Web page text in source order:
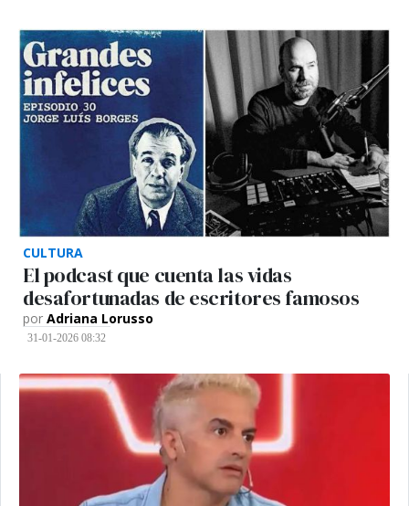
CULTURA
El podcast que cuenta las vidas
desafortunadas de escritores famosos
por Adriana Lorusso
31-01-2026 08:32